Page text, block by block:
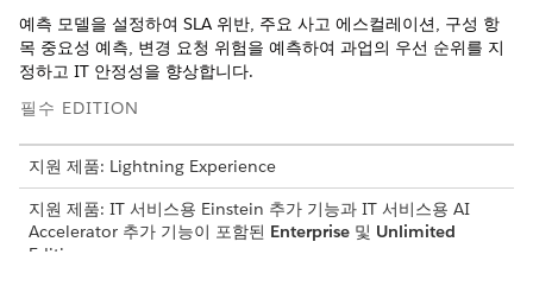
예측 모델을 설정하여 SLA 위반, 주요 사고 에스컬레이션, 구성 항
목 중요성 예측, 변경 요청 위험을 예측하여 과업의 우선 순위를 지
정하고 IT 안정성을 향상합니다.
필수 EDITION
지원 제품: Lightning Experience
지원 제품: IT 서비스용 Einstein 추가 기능과 IT 서비스용 AI
Accelerator 추가 기능이 포함된 Enterprise 및 Unlimited
Edition